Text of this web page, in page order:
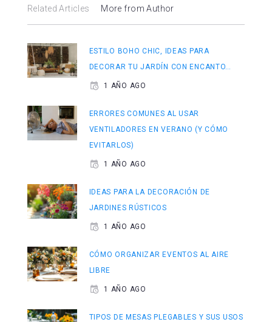
Related Articles More from Author
ESTILO BOHO CHIC, IDEAS PARA
DECORAR TU JARDÍN CON ENCANTO…
1 AÑO AGO
ERRORES COMUNES AL USAR
VENTILADORES EN VERANO (Y CÓMO
EVITARLOS)
1 AÑO AGO
IDEAS PARA LA DECORACIÓN DE
JARDINES RÚSTICOS
1 AÑO AGO
CÓMO ORGANIZAR EVENTOS AL AIRE
LIBRE
1 AÑO AGO
TIPOS DE MESAS PLEGABLES Y SUS USOS